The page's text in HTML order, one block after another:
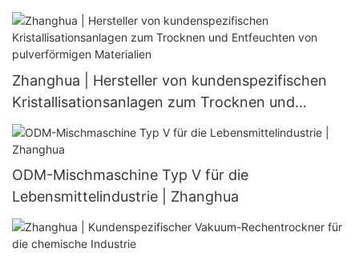
Zhanghua | Hersteller von kundenspezifischen
Kristallisationsanlagen zum Trocknen und
Entfeuchten von pulverförmigen Materialien
ODM-Mischmaschine Typ V für die
Lebensmittelindustrie | Zhanghua